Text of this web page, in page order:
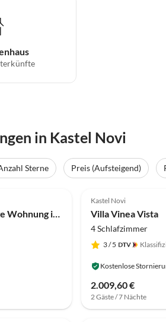
in Kastel Novi
Sterne Preis (Aufsteigend)
Apartment Geräumige Wohnung in Kastel Novi
Kastel Novi
Villa Vinea Vista
4 Schlafzimmer
3/ 5
Kostenlose
2.009,60 €
2 Gäste / 7 Nächte